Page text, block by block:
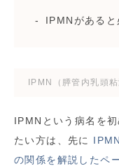
IPMNがあると
IPMN（膵管内乳頭
IPMNという病名を
たい方は、先に
の関係を解説したペ